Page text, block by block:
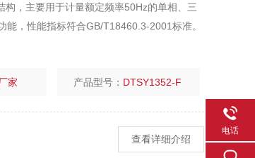
，主要用于计量额定频率50Hz的单相、三
，性能指标符合GB/T18460.3-2001标准。
家 产品型号： DTSY1352-F
查看详细介绍
电话